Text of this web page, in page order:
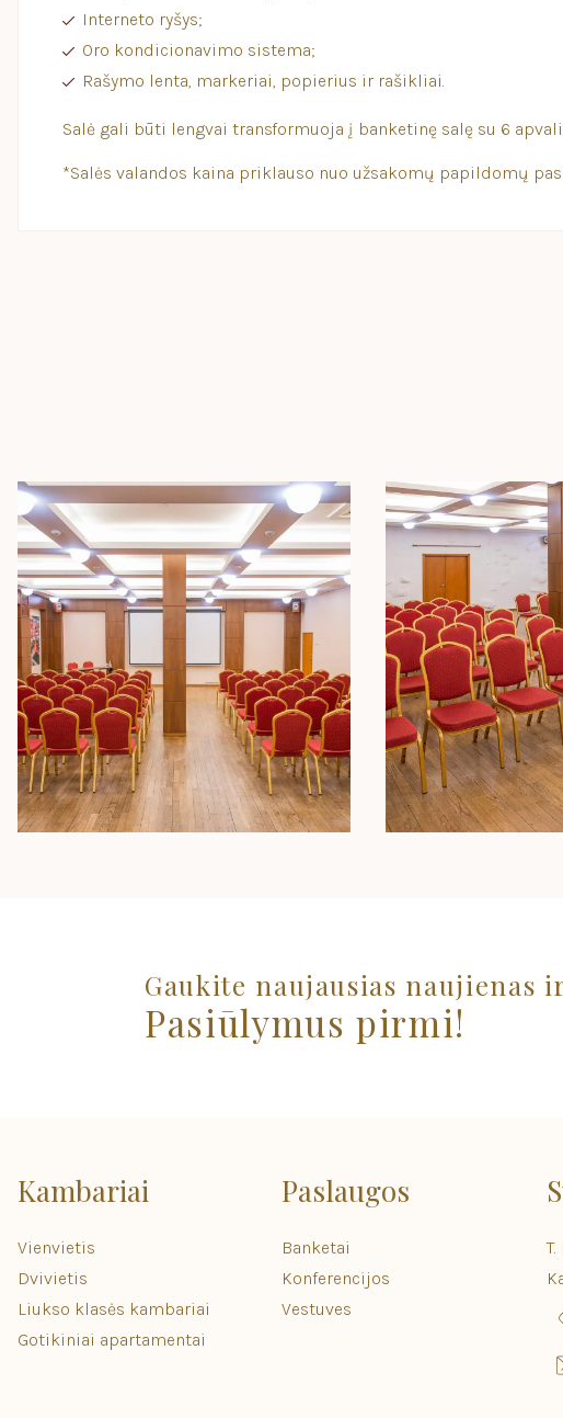
Interneto ryšys;
Oro kondicionavimo sistema;
Rašymo lenta, markeriai, popierius ir rašikliai.
Salė gali būti lengvai transformuoja į banketinę salę su 6
*Salės valandos kaina priklauso nuo užsakomų papildomų
Gaukite naujausias naujienas
Pasiūlymus pirmi!
Kambariai
Vienvietis
Dvivietis
Liukso klasės kambariai
Gotikiniai apartamentai
Paslaugos
Banketai
Konferencijos
Vestuves